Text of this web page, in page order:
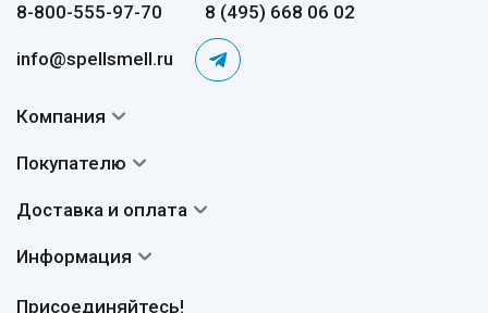
8-800-555-97-70 8 (495) 668 06 02
info@spellsmell.ru
Присоединяйтесь!
Компания
Авторы
Сертификаты
Покупателю
Вопросы и ответы
Отзывы
Доставка и оплата
Доставка
Информация